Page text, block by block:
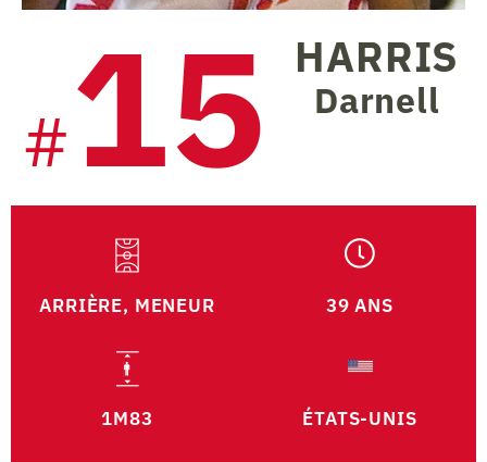
#15 HARRIS
Darnell
ARRIÈRE, MENEUR 39 ANS
1M83 ÉTATS-UNIS